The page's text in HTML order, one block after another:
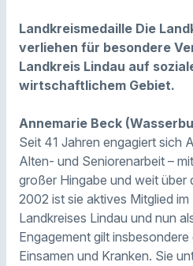
Landkreismedaille Die
verliehen für besondere
Landkreis Lindau auf
wirtschaftlichem Gebiet.
Annemarie Beck
Seit 41 Jahren engagiert sich
Alten- und Seniorenarbeit –
großer Hingabe und weit über
2002 ist sie aktives Mitglied
Landkreises Lindau und nun
Engagement gilt
Einsamen und Kranken. Sie